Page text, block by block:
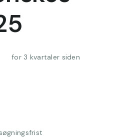
for 3 kvartaler siden